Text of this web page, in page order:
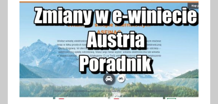
g
o
0
2